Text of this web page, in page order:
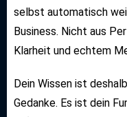
selbst automatisch
Business. Nicht aus
Klarheit und echtem
Dein Wissen ist
Gedanke. Es ist dein